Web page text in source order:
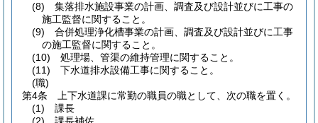
(8) 集落排水施設事業の計画、調査及び設計並びに工事の
施工監督に関すること。
(9) 合併処理浄化槽事業の計画、調査及び設計並びに工事
の施工監督に関すること。
(10) 処理場、管渠の維持管理に関すること。
(11) 下水道排水設備工事に関すること。
(職)
第4条
上下水道課に常勤の職員の職として、次の職を置く。
(1)
課長